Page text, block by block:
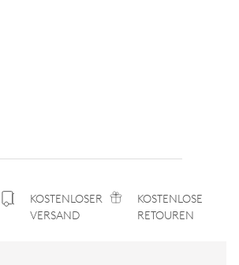
KOSTENLOSER
VERSAND
KOSTENLOSE
RETOUREN